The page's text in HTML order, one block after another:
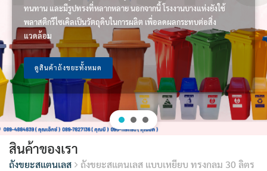
ทนทาน และมีรูปทรงที่หลากหลาย นอกจากนี้ โรงงานบางแห่งยังใช้
พลาสติกรีไซเคิลเป็นวัตถุดิบในการผลิต เพื่อลดผลกระทบต่อสิ่ง
แวดล้อม
ดูสินค้าถังขยะทั้งหมด
สินค้าของเรา
ถังขยะสแตนเลส ถังขยะสแตนเลส แบบเหยียบ ทรงกลม 30 ลิตร